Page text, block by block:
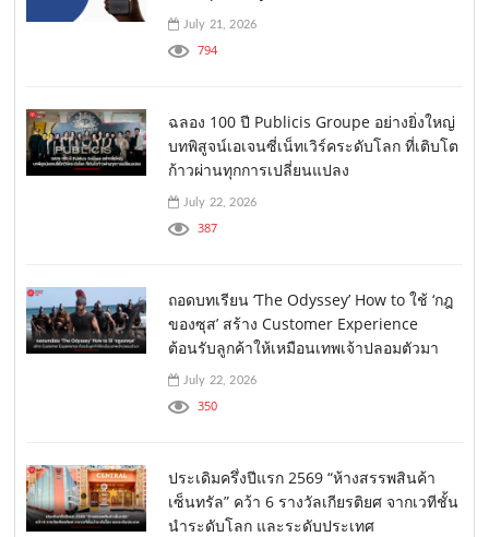
July 21, 2026
794
ฉลอง 100 ปี Publicis Groupe อย่างยิ่งใหญ่
บทพิสูจน์เอเจนซี่เน็ทเวิร์คระดับโลก ที่เติบโต
ก้าวผ่านทุกการเปลี่ยนแปลง
July 22, 2026
387
ถอดบทเรียน ‘The Odyssey’ How to ใช้ ‘กฎ
ของซุส’ สร้าง Customer Experience
ต้อนรับลูกค้าให้เหมือนเทพเจ้าปลอมตัวมา
July 22, 2026
350
ประเดิมครึ่งปีแรก 2569 “ห้างสรรพสินค้า
เซ็นทรัล” คว้า 6 รางวัลเกียรติยศ จากเวทีชั้น
นำระดับโลก และระดับประเทศ